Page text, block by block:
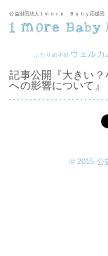
公益財団法人１ｍｏｒｅ Ｂａｂｙ応援団
ふたりめ不妊 ウェルカ
記事公開『大きい
への影響について』
© 2015 公